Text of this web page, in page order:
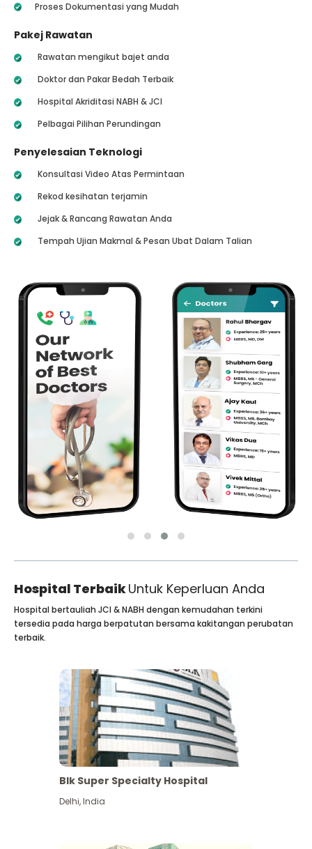
Proses Dokumentasi yang Mudah
Pakej Rawatan
Rawatan mengikut bajet anda
Doktor dan Pakar Bedah Terbaik
Hospital Akriditasi NABH & JCI
Pelbagai Pilihan Perundingan
Penyelesaian Teknologi
Konsultasi Video Atas Permintaan
Rekod kesihatan terjamin
Jejak & Rancang Rawatan Anda
Tempah Ujian Makmal & Pesan Ubat Dalam Talian
Hospital TerbaikUntuk Keperluan Anda
Hospital bertauliah JCI & NABH dengan kemudahan terkini
tersedia pada harga berpatutan bersama kakitangan perubatan
terbaik.
Blk Super Specialty Hospital
Delhi,India